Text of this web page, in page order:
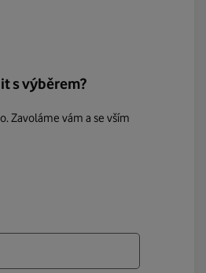
s výběrem?
Zavoláme vám a se vším